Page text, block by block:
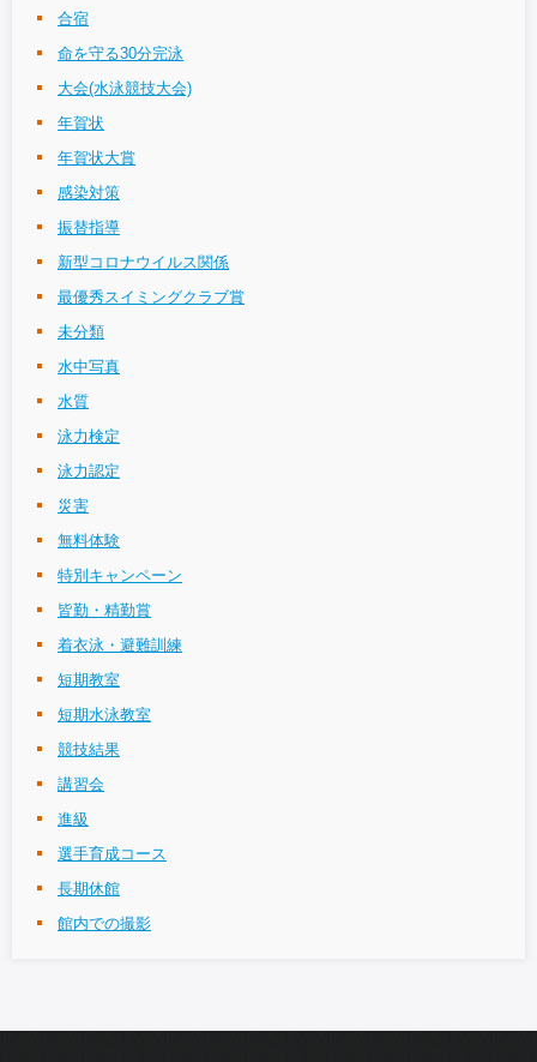
合宿
命を守る30分完泳
大会(水泳競技大会)
年賀状
年賀状大賞
感染対策
振替指導
新型コロナウイルス関係
最優秀スイミングクラブ賞
未分類
水中写真
水質
泳力検定
泳力認定
災害
無料体験
特別キャンペーン
皆勤・精勤賞
着衣泳・避難訓練
短期教室
短期水泳教室
競技結果
講習会
進級
選手育成コース
長期休館
館内での撮影